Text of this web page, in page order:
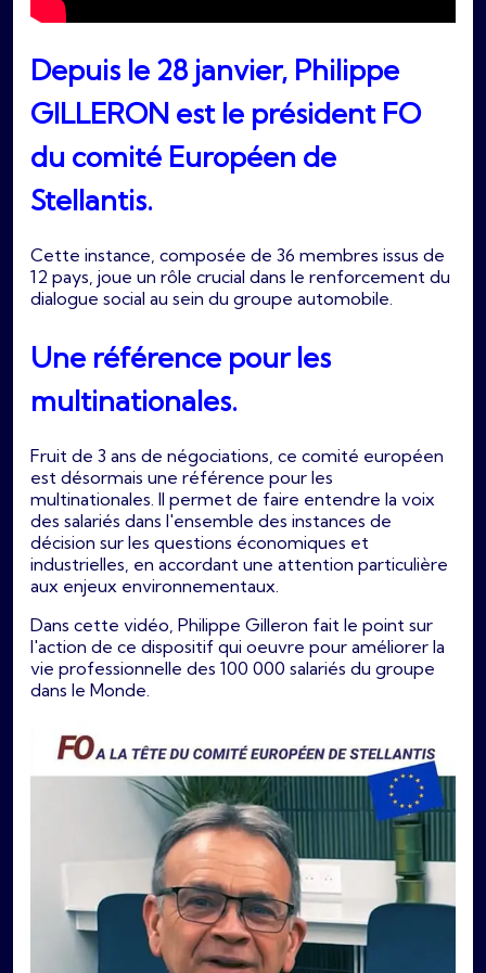
Depuis le 28 janvier, Philippe
GILLERON est le président FO
du comité Européen de
Stellantis.
Cette instance, composée de 36 membres issus de
12 pays, joue un rôle crucial dans le renforcement du
dialogue social au sein du groupe automobile.
Une référence pour les
multinationales.
Fruit de 3 ans de négociations, ce comité européen
est désormais une référence pour les
multinationales. Il permet de faire entendre la voix
des salariés dans l'ensemble des instances de
décision sur les questions économiques et
industrielles, en accordant une attention particulière
aux enjeux environnementaux.
Dans cette vidéo, Philippe Gilleron fait le point sur
l'action de ce dispositif qui oeuvre pour améliorer la
vie professionnelle des 100 000 salariés du groupe
dans le Monde.